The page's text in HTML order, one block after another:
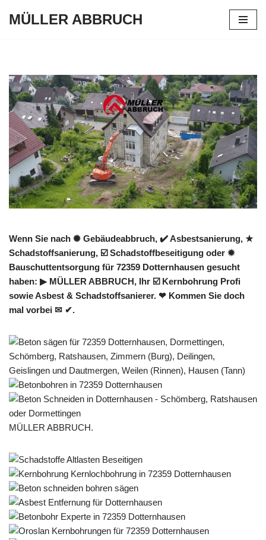
MÜLLER ABBRUCH
Wenn Sie nach ✺ Gebäudeabbruch, ✔️ Asbestsanierung, ★
Schadstoffsanierung, ☑️ Schadstoffbeseitigung oder ✹
Bauschuttentsorgung für 72359 Dotternhausen gesucht
haben: ▶︎ MÜLLER ABBRUCH, Ihr ☑️ Kernbohrung Profi
sowie Asbest & Schadstoffsanierer. ❤ Kommen Sie doch
mal vorbei ✉ ✔.
MÜLLER ABBRUCH.